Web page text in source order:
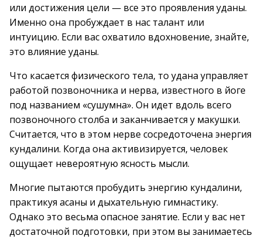
или достижения цели — все это проявления уданы.
Именно она пробуждает в нас талант или
интуицию. Если вас охватило вдохновение, знайте,
это влияние уданы.
Что касается физического тела, то удана управляет
работой позвоночника и нерва, известного в йоге
под названием «сушумна». Он идет вдоль всего
позвоночного столба и заканчивается у макушки.
Считается, что в этом нерве сосредоточена энергия
кундалини. Когда она активизируется, человек
ощущает невероятную ясность мысли.
Многие пытаются пробудить энергию кундалини,
практикуя асаны и дыхательную гимнастику.
Однако это весьма опасное занятие. Если у вас нет
достаточной подготовки, при этом вы занимаетесь